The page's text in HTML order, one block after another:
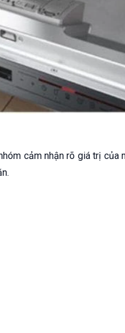
cảm nhận rõ giá trị